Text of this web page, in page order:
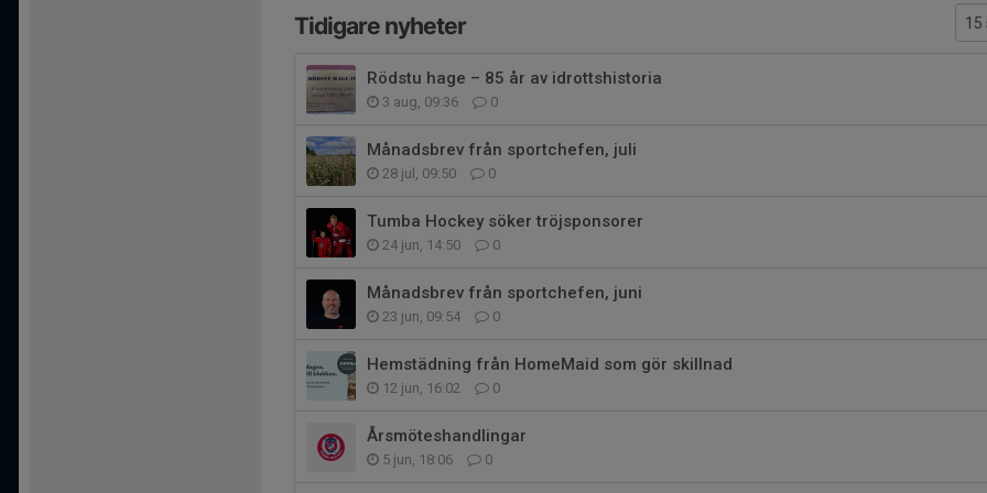
Tidigare nyheter
Rödstu hage – 85 år av idrottshistoria
3 aug, 09:36 0
Månadsbrev från sportchefen, juli
28 jul, 09:50 0
Tumba Hockey söker tröjsponsorer
24 jun, 14:50 0
Månadsbrev från sportchefen, juni
23 jun, 09:54 0
Hemstädning från HomeMaid som gör skillnad
12 jun, 16:02 0
Årsmöteshandlingar
5 jun, 18:06 0